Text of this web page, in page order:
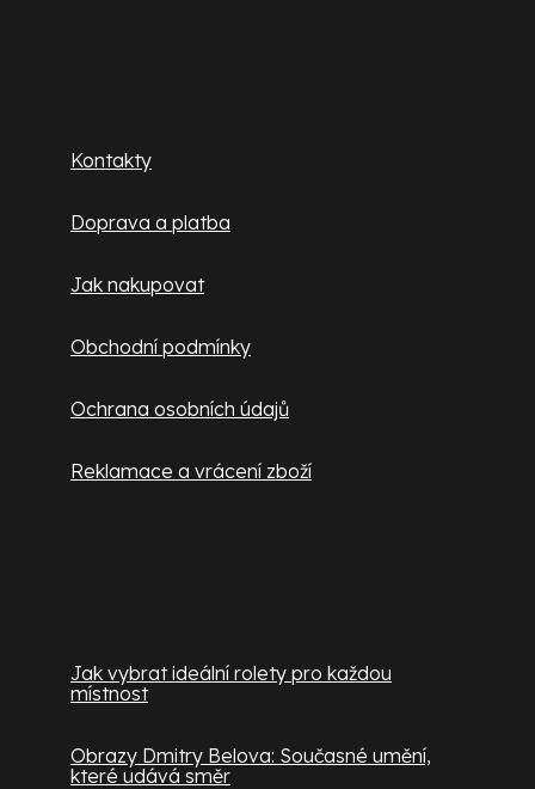
Kontakty
Doprava a platba
Jak nakupovat
Obchodní podmínky
Ochrana osobních údajů
Reklamace a vrácení zboží
Jak vybrat ideální rolety pro každou
místnost
Obrazy Dmitry Belova: Současné umění,
které udává směr